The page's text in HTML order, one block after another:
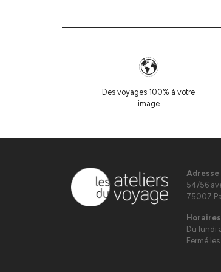
Des voyages 100% à votre
image
Adresse
54/56
75007
Horaires
Du lundi
Fermé